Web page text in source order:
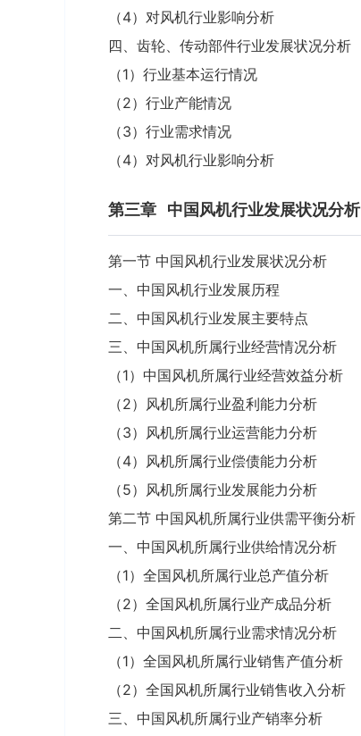
（4）对风机行业影响分析
四、齿轮、传动部件行业发展状况分析
（1）行业基本运行情况
（2）行业产能情况
（3）行业需求情况
（4）对风机行业影响分析
第三章 中国风机行业发展状况分析
第一节 中国风机行业发展状况分析
一、中国风机行业发展历程
二、中国风机行业发展主要特点
三、中国风机所属行业经营情况分析
（1）中国风机所属行业经营效益分析
（2）风机所属行业盈利能力分析
（3）风机所属行业运营能力分析
（4）风机所属行业偿债能力分析
（5）风机所属行业发展能力分析
第二节 中国风机所属行业供需平衡分析
一、中国风机所属行业供给情况分析
（1）全国风机所属行业总产值分析
（2）全国风机所属行业产成品分析
二、中国风机所属行业需求情况分析
（1）全国风机所属行业销售产值分析
（2）全国风机所属行业销售收入分析
三、中国风机所属行业产销率分析